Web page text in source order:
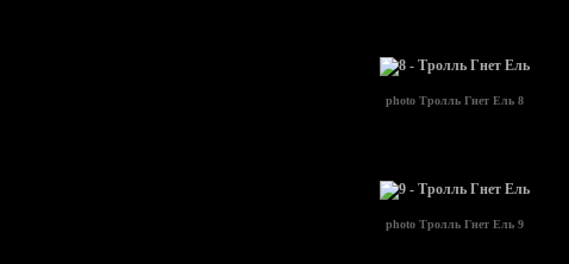
photo Тролль Гнет Ель 8
photo Тролль Гнет Ель 9